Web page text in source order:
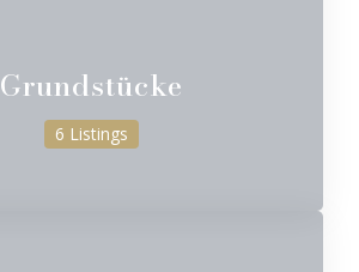
Grundstücke
6 Listings